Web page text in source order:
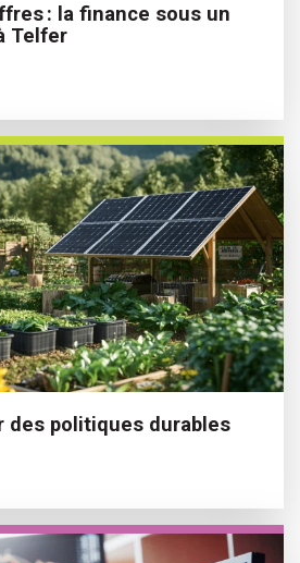
: la finance sous un
Telfer
des politiques durables